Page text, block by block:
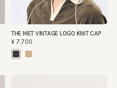
THE MET VINTAGE LOGO KNIT CAP
¥7,700